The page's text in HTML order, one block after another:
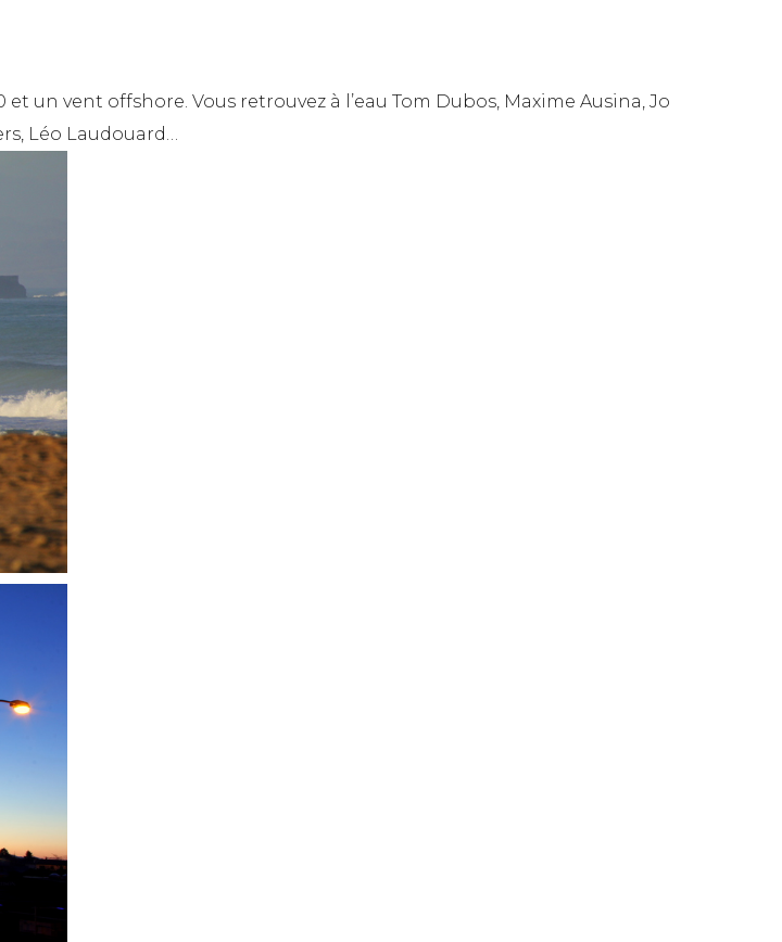
un vent offshore. Vous retrouvez à l’eau Tom Dubos, Maxime Ausina, Jo
Léo Laudouard…